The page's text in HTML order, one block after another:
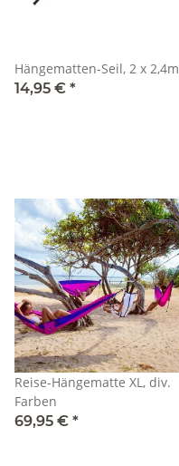
Hängematten-Seil, 2 x 2,4m
14,95 € *
Reise-Hängematte XL, div.
Farben
69,95 € *